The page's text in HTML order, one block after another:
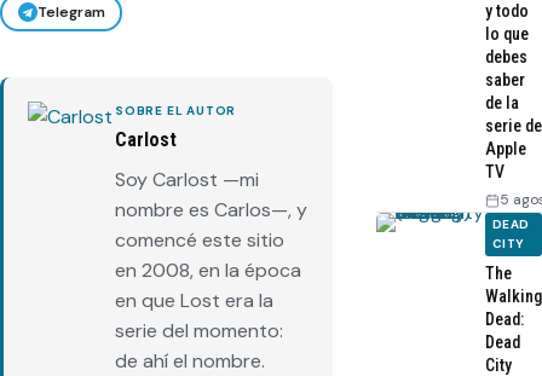
Telegram
SOBRE EL AUTOR
Carlost
Soy Carlost —mi
nombre es Carlos—, y
comencé este sitio
en 2008, en la época
en que Lost era la
serie del momento:
de ahí el nombre.
y todo
lo que
debes
saber
de la
serie de
Apple
TV
5
DEAD
CITY
The
Walking
Dead:
Dead
City